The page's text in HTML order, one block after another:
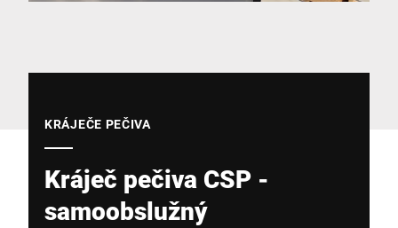
KRÁJEČE PEČIVA
Kráječ pečiva CSP -
samoobslužný